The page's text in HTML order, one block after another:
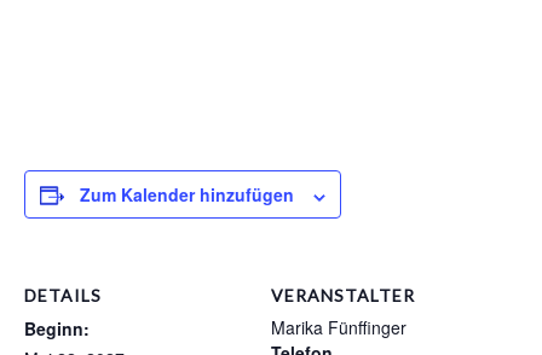
Zum Kalender hinzufügen
DETAILS
Beginn:
VERANSTALTER
Marika Fünffinger